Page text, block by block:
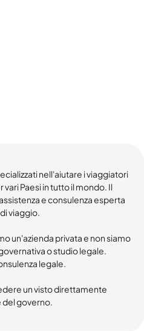
nell'aiutare i viaggiatori
Paesi in tutto il mondo. Il
e consulenza esperta
viaggio.
un'azienda privata e non siamo
o studio legale.
legale.
un visto direttamente
del governo.